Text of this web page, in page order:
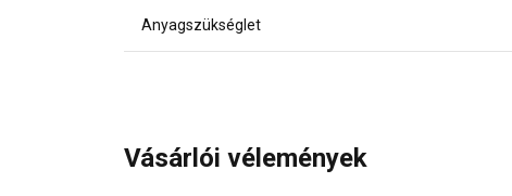
Anyagszükséglet
Vásárlói vélemények